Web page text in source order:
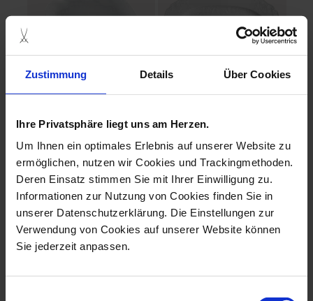
Zustimmung Details Über Cookies
Ihre Privatsphäre liegt uns am Herzen.
Um Ihnen ein optimales Erlebnis auf unserer Website zu
ermöglichen, nutzen wir Cookies und Trackingmethoden.
Deren Einsatz stimmen Sie mit Ihrer Einwilligung zu.
Informationen zur Nutzung von Cookies finden Sie in
unserer Datenschutzerklärung. Die Einstellungen zur
Verwendung von Cookies auf unserer Website können
Sie jederzeit anpassen.
New Marseille
Available
$573.00
New Marseille
$385.00